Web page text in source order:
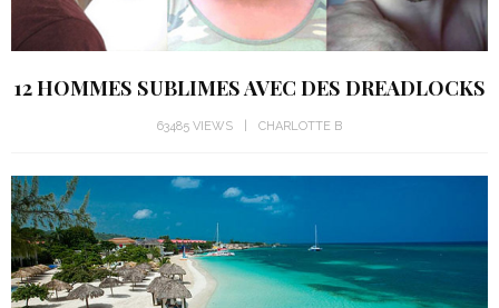
12 HOMMES SUBLIMES AVEC DES DREADLOCKS
63485 VIEWS CHARLOTTE B